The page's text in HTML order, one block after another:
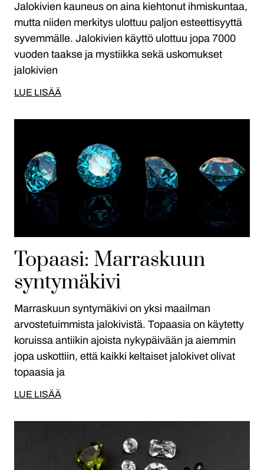
Jalokivien kauneus on aina kiehtonut ihmiskuntaa,
mutta niiden merkitys ulottuu paljon esteettisyyttä
syvemmälle. Jalokivien käyttö ulottuu jopa 7000
vuoden taakse ja mystiikka sekä uskomukset
jalokivien
LUE LISÄÄ
Topaasi: Marraskuun
syntymäkivi
Marraskuun syntymäkivi on yksi maailman
arvostetuimmista jalokivistä. Topaasia on käytetty
koruissa antiikin ajoista nykypäivään ja aiemmin
jopa uskottiin, että kaikki keltaiset jalokivet olivat
topaasia ja
LUE LISÄÄ